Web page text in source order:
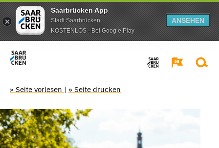
Saarbrücken App
Stadt Saarbrücken
KOSTENLOS - Bei Google Play
ANSEHEN
» Seite vorlesen | » Seite drucken